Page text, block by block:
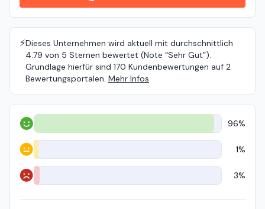
⚡️Dieses Unternehmen wird aktuell mit durchschnittlich
4.79 von 5 Sternen bewertet (Note “Sehr Gut”).
Grundlage hierfür sind 170 Kundenbewertungen auf 2
Bewertungsportalen. Mehr Infos
Positiv 96%
Neutral 1%
Negativ 3%